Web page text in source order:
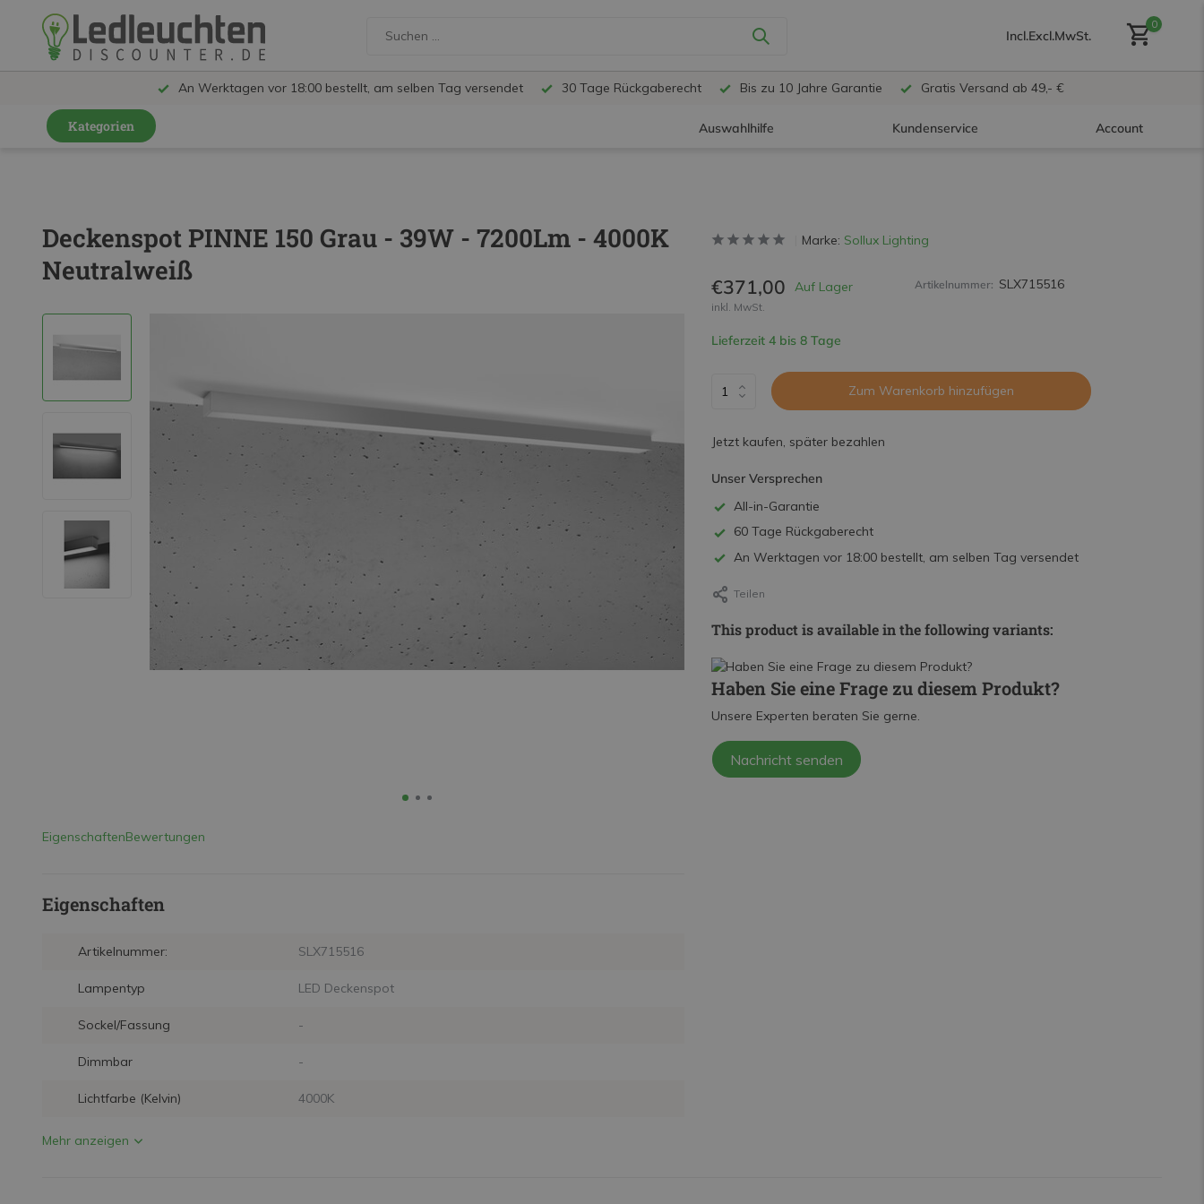
Incl.Excl.MwSt.
0
An Werktagen vor 18:00 bestellt, am selben Tag versendet 30 Tage Rückgaberecht Bis zu 10 Jahre Garantie Gratis Versand ab 49,- €
Kategorien Auswahlhilfe Kundenservice Account
Benutzerkonto
LED Schienensystem Lampen
Innenleuchten
Feuchtraumleuchten IP65
LED Leuchtstoffröhren
LED Hallenstrahler
LED Leuchtbänder
Dekorative Beleuchtung
LED Smart Home
Installationsmaterialien
Deckenspot PINNE 150 Grau - 39W - 7200Lm - 4000K
Neutralweiß
EigenschaftenBewertungen
Eigenschaften
Artikelnummer: SLX715516
Lampentyp LED Deckenspot
Sockel/Fassung -
Dimmbar -
Lichtfarbe (Kelvin) 4000K
Mehr anzeigen
Marke: Sollux Lighting
€371,00 Auf Lager
inkl. MwSt.
Artikelnummer: SLX715516
Lieferzeit 4 bis 8 Tage
Zum Warenkorb hinzufügen
Jetzt kaufen, später bezahlen
Unser Versprechen
All-in-Garantie
60 Tage Rückgaberecht
An Werktagen vor 18:00 bestellt, am selben Tag versendet
Teilen
This product is available in the following variants:
Haben Sie eine Frage zu diesem Produkt?
Unsere Experten beraten Sie gerne.
Nachricht senden